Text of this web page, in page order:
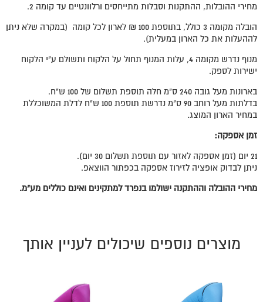
מחירי ההובלות, ההתקנות וסבלות מתייחסים ורלוונטיים עד קומה 2.
הובלה מקומה 3 כולל, בתוספת 100 ₪ לארון לכל קומה (במקרה שלא ניתן
לההעלות את כל הארון במעלית).
מנוף נדרש מקומה 4, עלות המנוף תחול על הלקוח ותשולם ע"י הלקוח
ישירות לספק.
בארונות מעל גובה 240 ס"מ חלה תוספת תשלום של 100 ש"ח.
בדלתות מעל רוחב 90 ס"מ נדרשת תוספת 100 ש"ח לדלת המשוכללת
במחיר הארון המוצג.
זמן אספקה:
21 יום (זמן אספקה לאזור עם תוספת תשלום 30 יום).
ניתן לבדוק אופציה לזירוז אספקה בכפתור הווצאפ.
מחירי ההובלה וההתקנה ישולמו בנפרד למתקינים ואינם כוללים מע"מ.
מוצרים נוספים שיכולים לעניין אותך